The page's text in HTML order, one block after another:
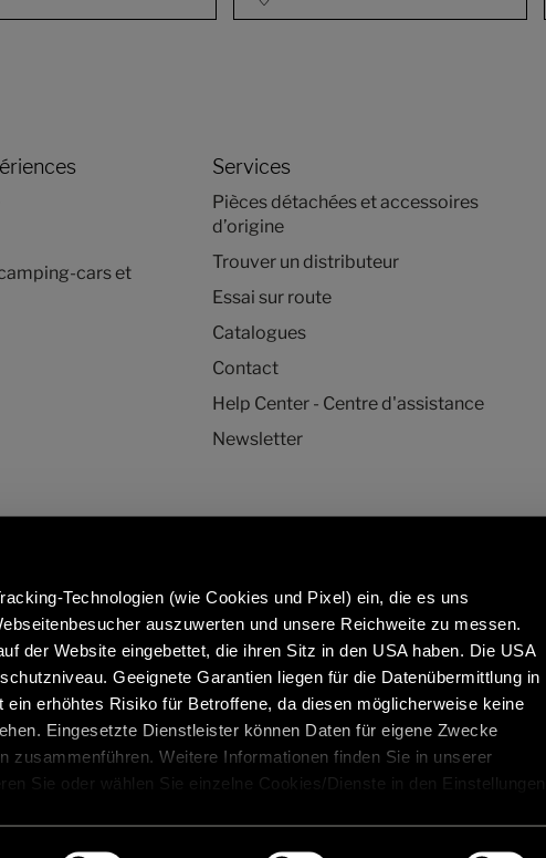
Technologien (wie Cookies und Pixel) ein, die es uns
auszuwerten und unsere Reichweite zu messen.
der Website eingebettet, die ihren Sitz in den USA haben. Die USA
Geeignete Garantien liegen für die Datenübermittlung in
erhöhtes Risiko für Betroffene, da diesen möglicherweise keine
Eingesetzte Dienstleister können Daten für eigene Zwecke
zusammenführen. Weitere Informationen finden Sie in unserer
Sie oder wählen Sie einzelne Cookies/Dienste in den Einstellungen
cars et
Services
Pièces détachées et accessoires
d’origine
Trouver un distributeur
Essai sur route
Catalogues
Contact
Help Center - Centre d'assistance
Newsletter
savoir plus sur les pièces et accessoires
fr/services/accessoires-dorigine
Caravanes de
https://
poids Mentions légales Protection des données